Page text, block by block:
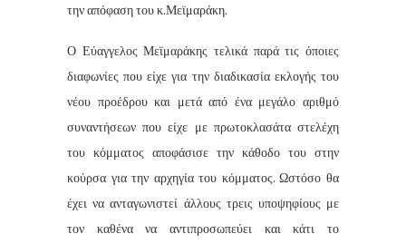
την απόφαση του κ.Μεϊμαράκη.
Ο Εύαγγελος Μεϊμαράκης τελικά παρά τις όποιες
διαφωνίες που είχε για την διαδικασία εκλογής του
νέου προέδρου και μετά από ένα μεγάλο αριθμό
συναντήσεων που είχε με πρωτοκλασάτα στελέχη
του κόμματος αποφάσισε την κάθοδο του στην
κούρσα για την αρχηγία του κόμματος. Ωστόσο θα
έχει να ανταγωνιστεί άλλους τρεις υποψηφίους με
τον καθένα να αντιπροσωπεύει και κάτι το